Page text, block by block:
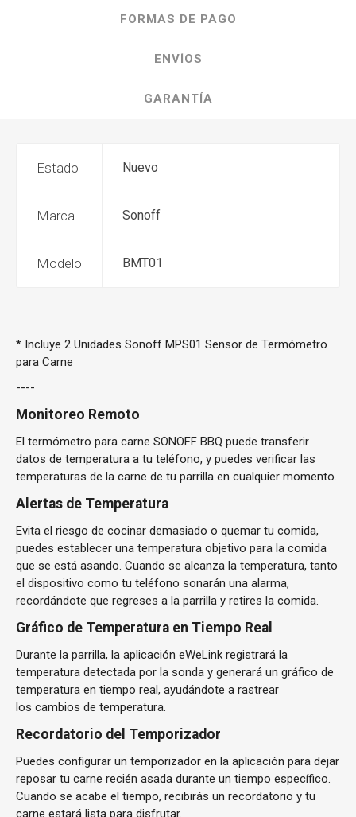
FORMAS DE PAGO
ENVÍOS
GARANTÍA
Estado Nuevo
Marca Sonoff
Modelo BMT01
* Incluye 2 Unidades Sonoff MPS01 Sensor de Termómetro
para Carne
----
Monitoreo Remoto
El termómetro para carne SONOFF BBQ puede transferir
datos de temperatura a tu teléfono, y puedes verificar las
temperaturas de la carne de tu parrilla en cualquier momento.
Alertas de Temperatura
Evita el riesgo de cocinar demasiado o quemar tu comida,
puedes establecer una temperatura objetivo para la comida
que se está asando. Cuando se alcanza la temperatura, tanto
el dispositivo como tu teléfono sonarán una alarma,
recordándote que regreses a la parrilla y retires la comida.
Gráfico de Temperatura en Tiempo Real
Durante la parrilla, la aplicación eWeLink registrará la
temperatura detectada por la sonda y generará un gráfico de
temperatura en tiempo real, ayudándote a rastrear
los cambios de temperatura.
Recordatorio del Temporizador
Puedes configurar un temporizador en la aplicación para dejar
reposar tu carne recién asada durante un tiempo específico.
Cuando se acabe el tiempo, recibirás un recordatorio y tu
carne estará lista para disfrutar.